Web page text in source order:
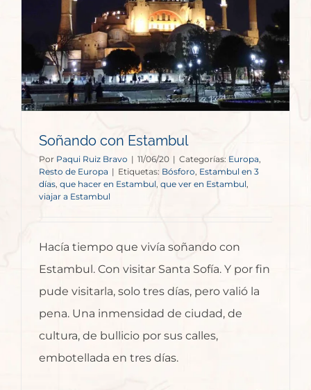
Soñando con Estambul
Por Paqui Ruiz Bravo | 11/06/20 | Categorías: Europa
Resto de Europa | Etiquetas: Bósforo Estambul en 3
días que hacer en Estambul, que ver en Estambul
viajar a Estambul
Hacía tiempo que vivía soñando con
Estambul. Con visitar Santa Sofía. Y por fin
pude visitarla, solo tres días, pero valió la
pena. Una inmensidad de ciudad, de
cultura, de bullicio por sus calles,
embotellada en tres días.